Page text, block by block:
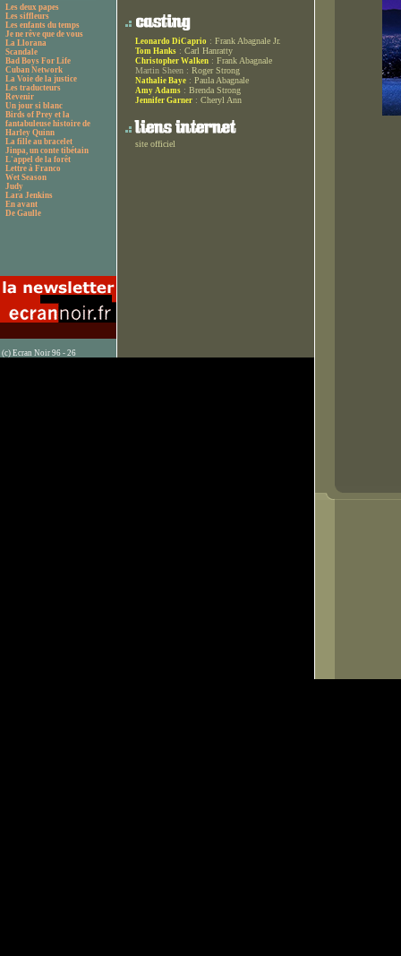
Les deux papes
Les siffleurs
Les enfants du temps
Je ne rêve que de vous
La Llorana
Scandale
Bad Boys For Life
Cuban Network
La Voie de la justice
Les traducteurs
Revenir
Un jour si blanc
Birds of Prey et la
fantabuleuse histoire de
Harley Quinn
La fille au bracelet
Jinpa, un conte tibétain
L'appel de la forêt
Lettre à Franco
Wet Season
Judy
Lara Jenkins
En avant
De Gaulle
(c) Ecran Noir 96 - 26
Leonardo DiCaprio : Frank Abagnale Jr.
Tom Hanks : Carl Hanratty
Christopher Walken : Frank Abagnale
Martin Sheen : Roger Strong
Nathalie Baye : Paula Abagnale
Amy Adams : Brenda Strong
Jennifer Garner : Cheryl Ann
site officiel